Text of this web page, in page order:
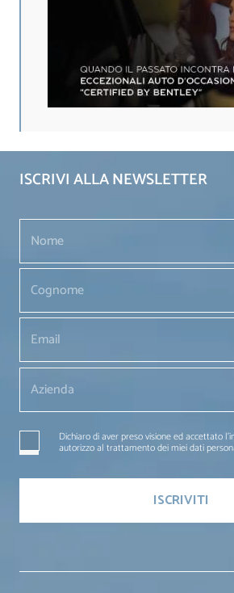
ISCRIVI ALLA NEWSLETTER
Dichiaro di aver preso visione ed accettato
autorizzo al trattamento dei miei dati